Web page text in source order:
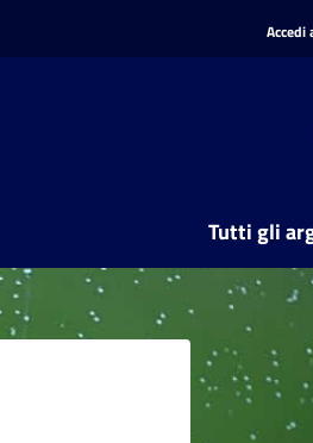
Accedi
Tutti gli